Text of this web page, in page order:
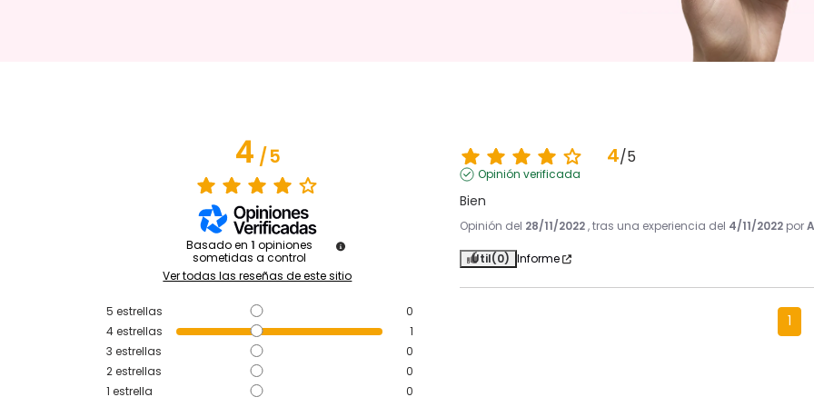
4/5
Basado en 1 opiniones
sometidas a control
Ver todas las reseñas de este sitio
5 estrellas
0
4estrellas
1
3 estrellas
0
2estrellas
0
1 estrella 0
4/5
Opinión verificada
Bien
Opinión del 28/11/2022, tras una experiencia del 4/11/2022 por
Útil(0) Informe
1